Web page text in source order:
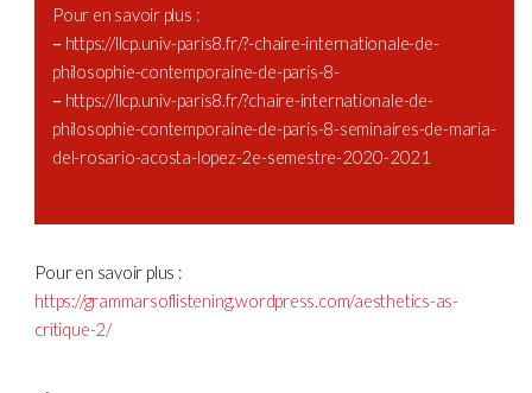
Pour en savoir plus :
– https://llcp.univ-paris8.fr/?-chaire-internationale-de-
philosophie-contemporaine-de-paris-8-
– https://llcp.univ-paris8.fr/?chaire-internationale-de-
philosophie-contemporaine-de-paris-8-seminaires-de-maria-
del-rosario-acosta-lopez-2e-semestre-2020-2021
Pour en savoir plus :
https://grammarsoflistening.wordpress.com/aesthetics-as-
critique-2/